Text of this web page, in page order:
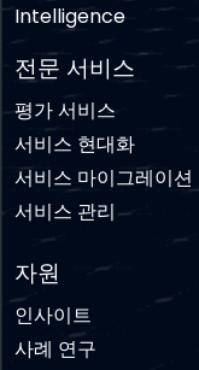
Intelligence
전문 서비스
평가 서비스
서비스 현대화
서비스 마이그레이션
서비스 관리
자원
인사이트
사례 연구